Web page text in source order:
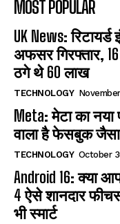
MOST POPULAR
UK News:
अफसर गिरफ्तार,
ठगे थे 60 लाख
TECHNOLOGY
Meta: मेटा का
वाला है फेसबुक
TECHNOLOGY October
Android 16: क्या
4 ऐसे शानदार
भी स्मार्ट